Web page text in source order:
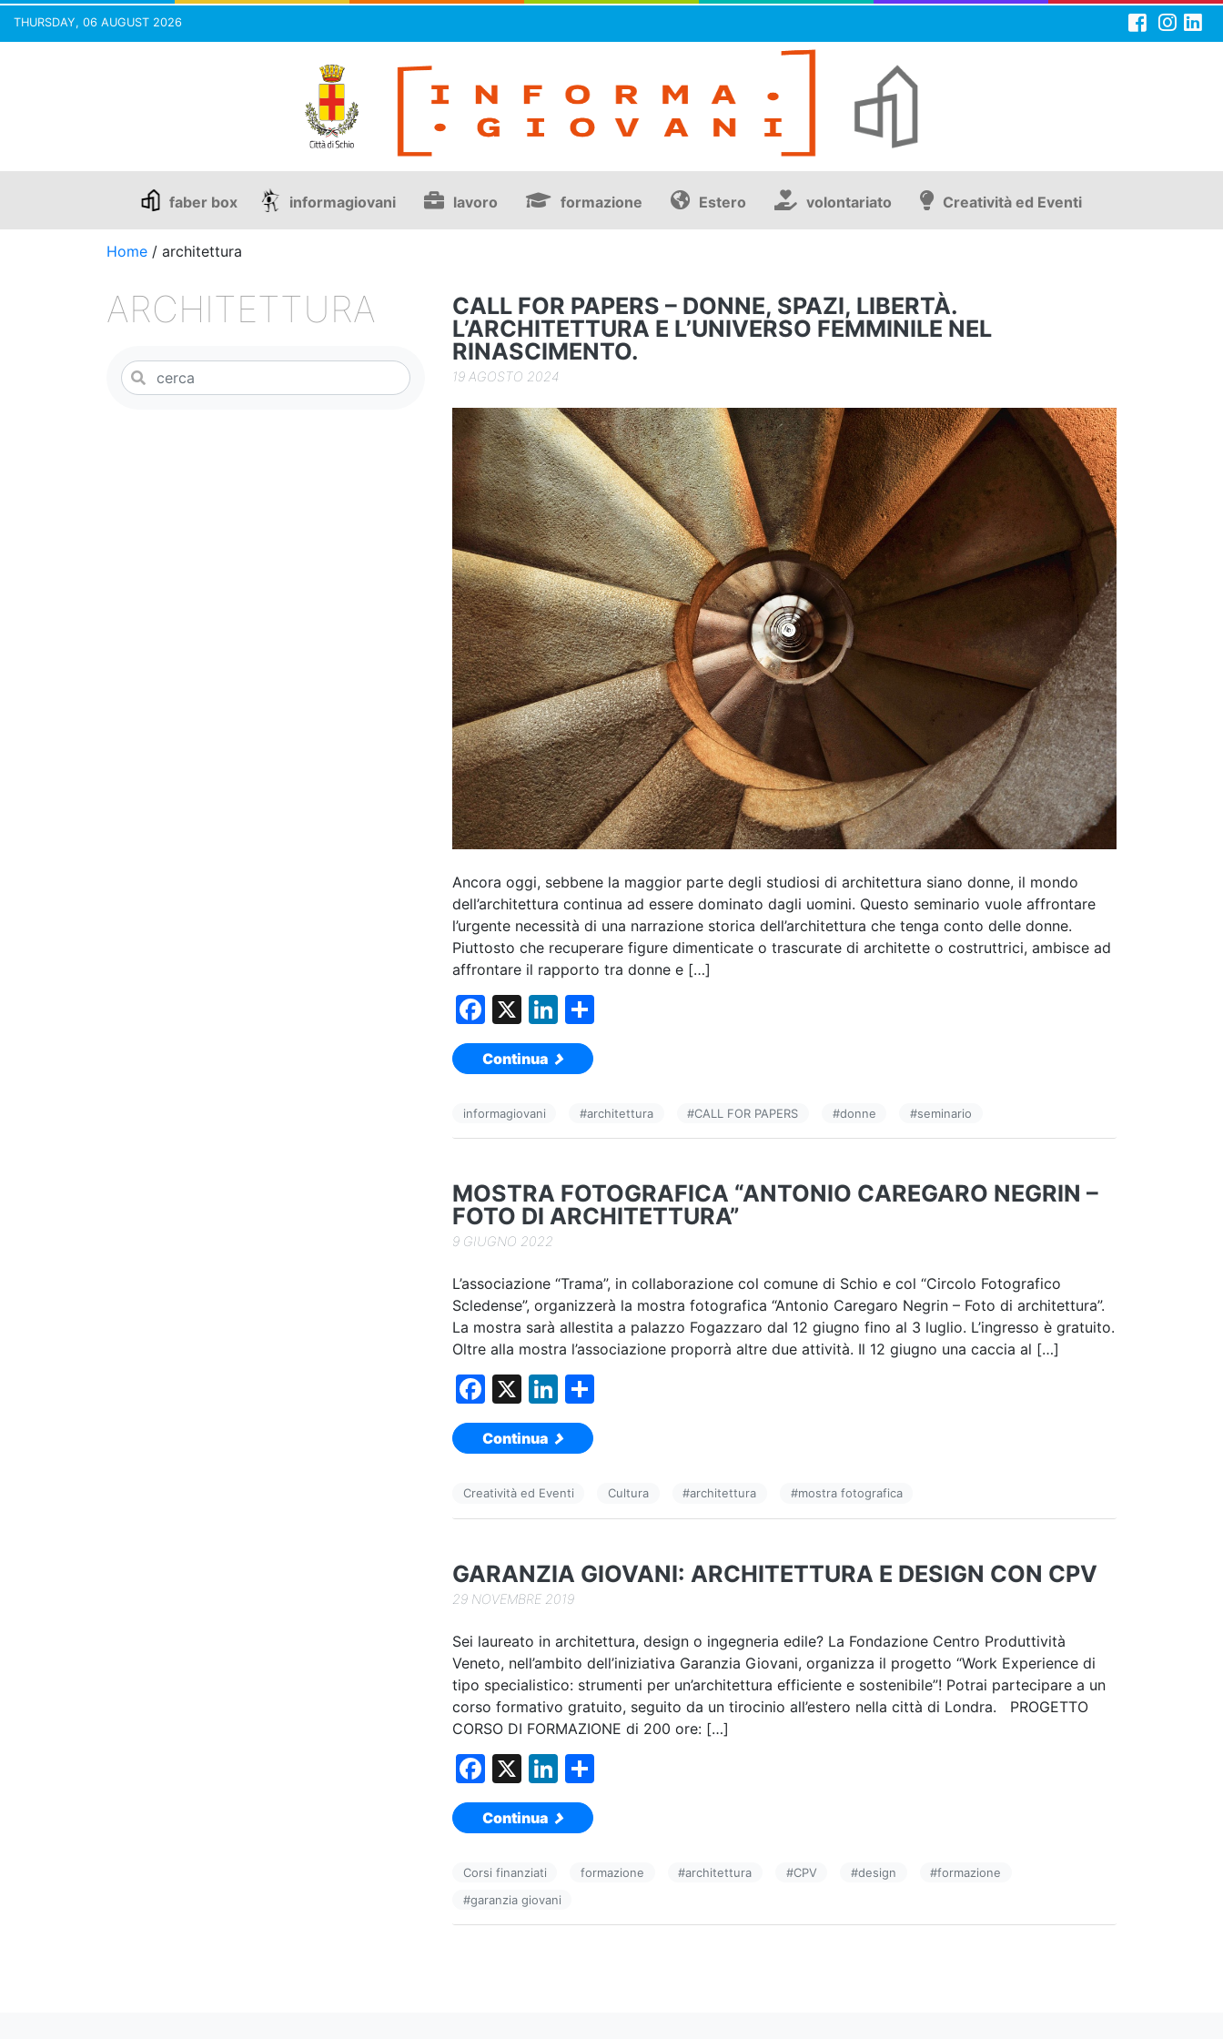
THURSDAY, 06 AUGUST 2026
faber box informagiovani lavoro formazione Estero volontariato Creatività ed Eventi
Home / architettura
CALL FOR PAPERS – DONNE, SPAZI, LIBERTÀ.
L’ARCHITETTURA E L’UNIVERSO FEMMINILE NEL
RINASCIMENTO.
19 AGOSTO 2024
Ancora oggi, sebbene la maggior parte degli studiosi di architettura siano donne, il mondo
dell’architettura continua ad essere dominato dagli uomini. Questo seminario vuole affrontare
l’urgente necessità di una narrazione storica dell’architettura che tenga conto delle donne.
Piuttosto che recuperare figure dimenticate o trascurate di architette o costruttrici, ambisce ad
affrontare il rapporto tra donne e […]
F
a
c
b
o
k
X
Li
n
k
dI vi
Continua
informagiovani #architettura #CALL FOR PAPERS #donne #seminario
MOSTRA FOTOGRAFICA “ANTONIO CAREGARO NEGRIN –
FOTO DI ARCHITETTURA”
9 GIUGNO 2022
L’associazione “Trama”, in collaborazione col comune di Schio e col “Circolo Fotografico
Scledense”, organizzerà la mostra fotografica “Antonio Caregaro Negrin – Foto di architettura”.
La mostra sarà allestita a palazzo Fogazzaro dal 12 giugno fino al 3 luglio. L’ingresso è gratuito.
Oltre alla mostra l’associazione proporrà altre due attività. Il 12 giugno una caccia al […]
F
a
c
b
o
k
X
Li
n
k
dI
vi
Continua
Creatività ed Eventi Cultura #architettura #mostra fotografica
GARANZIA GIOVANI: ARCHITETTURA E DESIGN CON CPV
29 NOVEMBRE 2019
Sei laureato in architettura, design o ingegneria edile? La Fondazione Centro Produttività
Veneto, nell’ambito dell’iniziativa Garanzia Giovani, organizza il progetto “Work Experience di
tipo specialistico: strumenti per un’architettura efficiente e sostenibile”! Potrai partecipare a un
corso formativo gratuito, seguito da un tirocinio all’estero nella città di Londra. PROGETTO
CORSO DI FORMAZIONE di 200 ore: […]
F
a
c
b
o
X
Li
n
k
dI
n
vi
Continua
Corsi finanziati formazione #architettura #CPV #design #formazione
#garanzia giovani
ARCHITETTURA